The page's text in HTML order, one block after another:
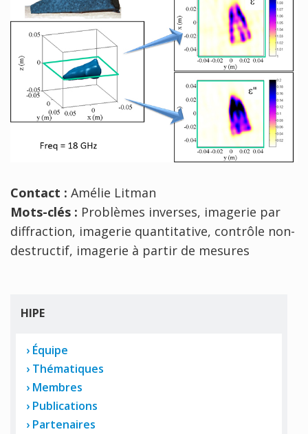
Contact : Amélie Litman
Mots-clés : Problèmes inverses, imagerie par
diffraction, imagerie quantitative, contrôle non-
destructif, imagerie à partir de mesures
HIPE
Équipe
Thématiques
Membres
Publications
Partenaires